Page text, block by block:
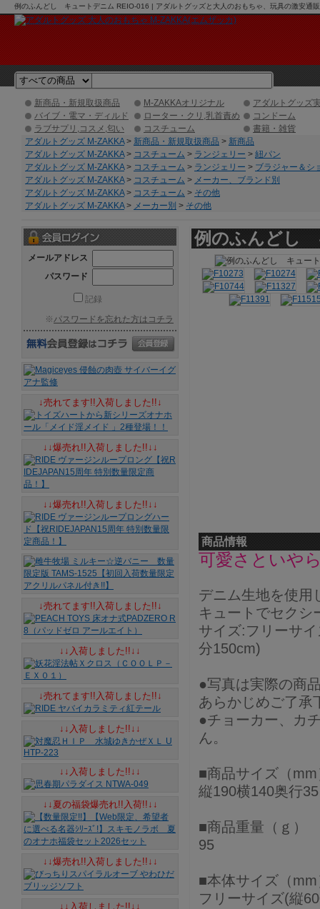
例のふんどし キュートデニム REIO-016 | アダルトグッズと大人のおもちゃ、玩具の激安通
新商品・新規取扱商品 M-ZAKKAオリジナル
アダルトグッズ
バイブ・電マ・ディルド
ローター・クリ,乳首責め
コンドーム
ラブサプリ,コスメ,匂い
コスチューム
書籍・雑貨
アダルトグッズ M-ZAKKA> 新商品・新規取扱商品 > 新商品
アダルトグッズ M-ZAKKA> コスチューム > ランジェリー > 紐パン
アダルトグッズ M-ZAKKA> コスチューム > ランジェリー > ブラジャー＆シ
アダルトグッズ M-ZAKKA> コスチューム > メーカー、ブランド別
アダルトグッズ M-ZAKKA> コスチューム > その他
アダルトグッズ M-ZAKKA> メーカー別 > その他
例のふんどし
商品情報
可愛さといや
デニム生地を使用
キュートでセク
サイズ:フリーサ
分150cm)
●写真は実際の商
あらかじめご了承
●チョーカー、カ
ん。
■商品サイズ（mm
縦190横140奥行35
■商品重量（ｇ）
95
■本体サイズ（mm
フリーサイズ(縦
メールアドレス
パスワード
記録
※パスワードを忘れた方はコチラ
↓売れてます!!入荷しました!!↓
↓↓爆売れ!!入荷しました!!↓↓
↓↓爆売れ!!入荷しました!!↓↓
↓売れてます!!入荷しました!!↓
↓↓入荷しました!!↓↓
↓売れてます!!入荷しました!!↓
↓↓入荷しました!!↓↓
↓↓入荷しました!!↓↓
↓↓夏の福袋爆売れ!!入荷!!↓↓
↓↓爆売れ!!入荷しました!!↓↓
↓↓入荷しました!!↓↓